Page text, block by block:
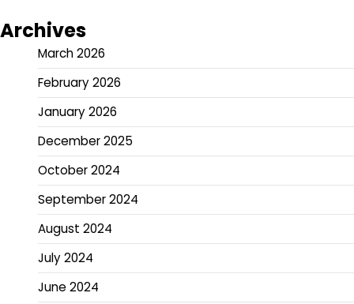
Archives
March 2026
February 2026
January 2026
December 2025
October 2024
September 2024
August 2024
July 2024
June 2024